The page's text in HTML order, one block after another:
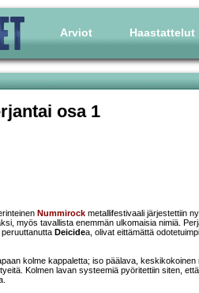
Arviot Haastattelut
osa 1
Nummirock metallifestivaali järjestettiin
myös tavallista enemmän ulkomaisia nimiä.
Deicidea, olivat eittämättä
kolme kappaletta; iso päälava,
Kolmen lavan systeemiä pyöritettiin siten,